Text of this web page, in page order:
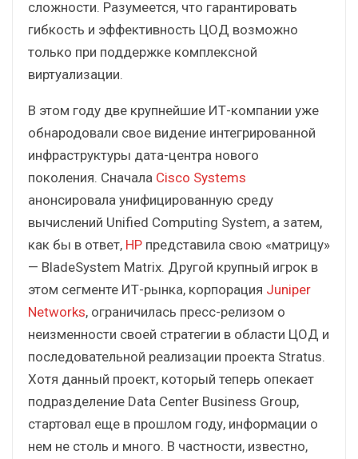
сложности. Разумеется, что гарантировать
гибкость и эффективность ЦОД возможно
только при поддержке комплексной
виртуализации.
В этом году две крупнейшие ИТ-компании уже
обнародовали свое видение интегрированной
инфраструктуры дата-центра нового
поколения. Сначала Cisco Systems
анонсировала унифицированную среду
вычислений Unified Computing System, а затем,
как бы в ответ, НР представила свою «матрицу»
— BladeSystem Matrix. Другой крупный игрок в
этом сегменте ИТ-рынка, корпорация Juniper
Networks, ограничилась пресс-релизом о
неизменности своей стратегии в области ЦОД и
последовательной реализации проекта Stratus.
Хотя данный проект, который теперь опекает
подразделение Data Center Business Group,
стартовал еще в прошлом году, информации о
нем не столь и много. В частности, известно,